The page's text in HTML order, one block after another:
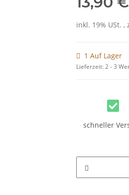
inkl. 19% USt. ,
1 Auf Lager
Lieferzeit:2 - 3
schneller